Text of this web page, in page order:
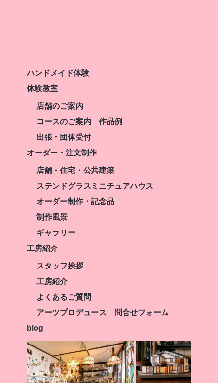
ハンドメイド体験
体験教室
店舗のご案内
コースのご案内 作品例
出張・団体受付
オーダー・注文制作
店舗・住宅・公共建築
ステンドグラスミニチュアハウス
オーダー制作・記念品
制作風景
ギャラリー
工房紹介
スタッフ挨拶
工房紹介
よくあるご質問
アーツプロデュース 問合せフォーム
blog